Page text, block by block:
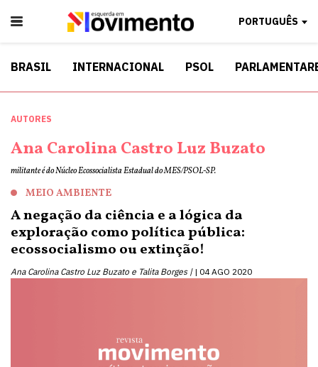
PORTUGUÊS
BRASIL INTERNACIONAL PSOL
AUTORES
Ana Carolina Castro Luz Buzato
militante é do Núcleo Ecossocialista Estadual do MES/PSOL-SP.
MEIO AMBIENTE
A negação da ciência e a lógica da
exploração como política pública:
ecossocialismo ou extinção!
Ana Carolina Castro Luz Buzato e Talita Borges | 04 AGO 2020